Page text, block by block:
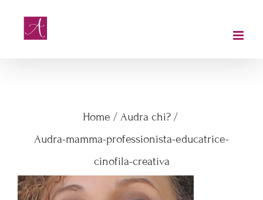
Home / Audra chi? /
Audra-mamma-professionista-educatrice-
cinofila-creativa